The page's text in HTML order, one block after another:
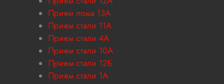
Прием лома 13А
Прием стали 11А
Прием стали 4А
Прием стали 10А
Прием стали 12Б
Прием стали 1А